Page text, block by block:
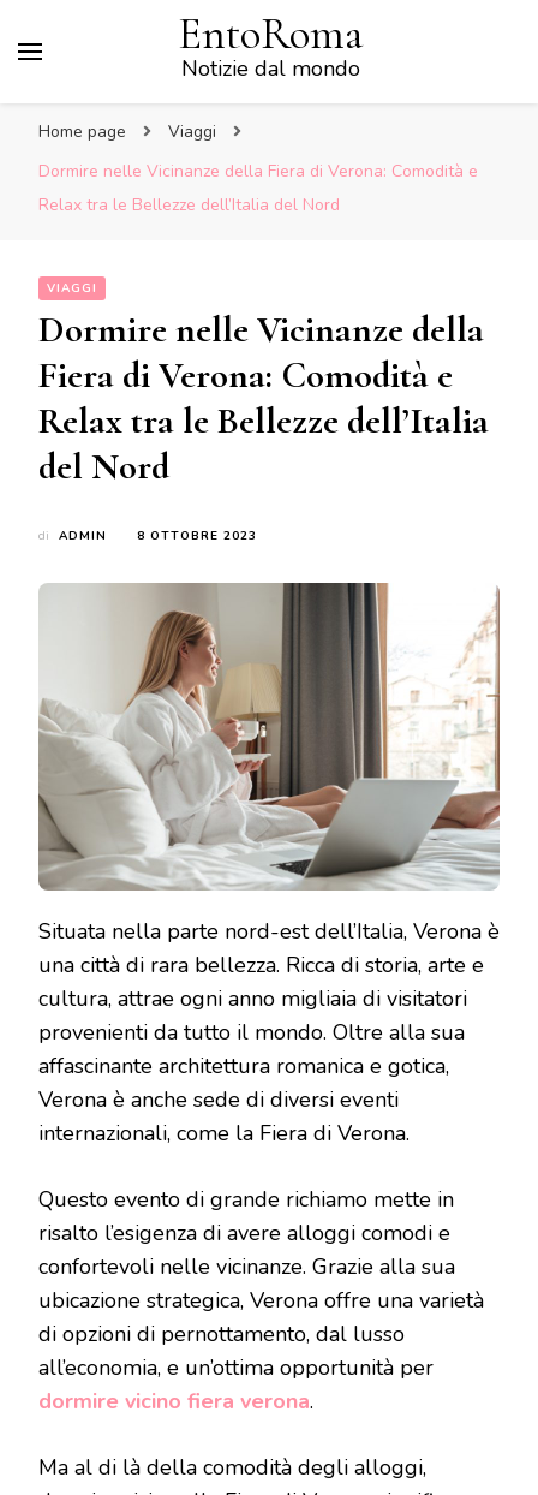
EntoRoma
Notizie dal mondo
Home page
Viaggi
Dormire nelle Vicinanze della Fiera di Verona: Comodità e
Relax tra le Bellezze dell’Italia del Nord
VIAGGI
Dormire nelle Vicinanze della
Fiera di Verona: Comodità e
Relax tra le Bellezze dell’Italia
del Nord
di ADMIN 8 OTTOBRE 2023
Situata nella parte nord-est dell’Italia, Verona è
una città di rara bellezza. Ricca di storia, arte e
cultura, attrae ogni anno migliaia di visitatori
provenienti da tutto il mondo. Oltre alla sua
affascinante architettura romanica e gotica,
Verona è anche sede di diversi eventi
internazionali, come la Fiera di Verona.
Questo evento di grande richiamo mette in
risalto l’esigenza di avere alloggi comodi e
confortevoli nelle vicinanze. Grazie alla sua
ubicazione strategica, Verona offre una varietà
di opzioni di pernottamento, dal lusso
all’economia, e un’ottima opportunità per
dormire vicino fiera verona.
Ma al di là della comodità degli alloggi,